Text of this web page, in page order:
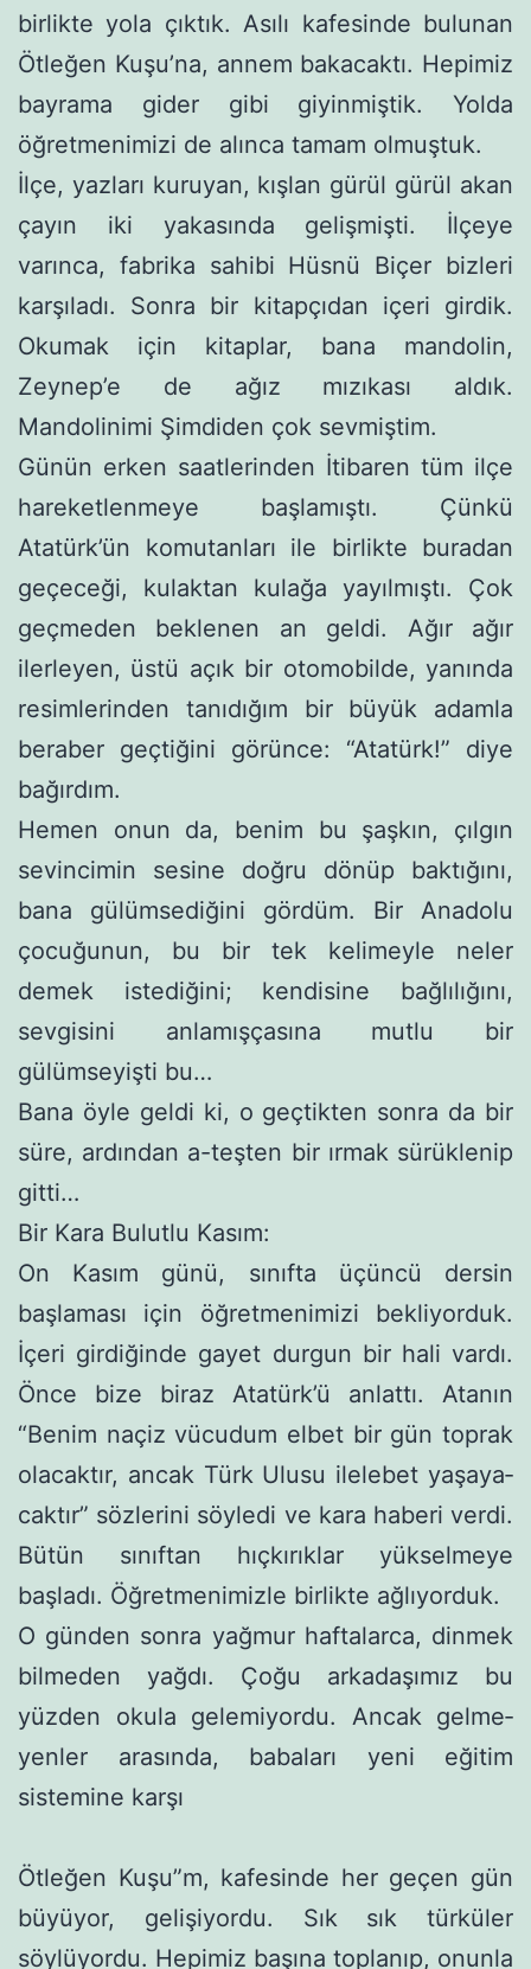
birlikte yola çıktık. Asılı kafesinde bulunan
Ötleğen Kuşu’na, annem bakacaktı. Hepimiz
bayrama gider gibi giyinmiştik. Yolda
öğretmenimizi de alınca tamam olmuştuk.
İlçe, yazları kuruyan, kışlan gürül gürül akan
çayın iki yaka­sında gelişmişti. İlçeye
varınca, fabrika sahibi Hüsnü Biçer bizleri
karşıladı. Sonra bir kitapçıdan içeri girdik.
Okumak için kitaplar, bana mandolin,
Zeynep’e de ağız mızıkası aldık.
Mandolinimi Şimdiden çok sevmiştim.
Günün erken saatlerinden İtibaren tüm ilçe
hareketlenmeye başlamıştı. Çünkü
Atatürk’ün komutanları ile birlikte buradan
geçeceği, kulaktan kulağa yayılmıştı. Çok
geçmeden beklenen an geldi. Ağır ağır
ilerleyen, üstü açık bir otomobilde, yanında
resim­lerinden tanıdığım bir büyük adamla
beraber geçtiğini görünce: “Atatürk!” diye
bağırdım.
Hemen onun da, benim bu şaşkın, çılgın
sevincimin sesine doğru dönüp baktığını,
bana gülümsediğini gördüm. Bir Anadolu
çocuğunun, bu bir tek kelimeyle neler
demek istediğini; kendisine bağlılığını,
sevgisini anlamışçasına mutlu bir
gülümseyişti bu…
Bana öyle geldi ki, o geçtikten sonra da bir
süre, ardından a-teşten bir ırmak sürüklenip
gitti…
Bir Kara Bulutlu Kasım:
On Kasım günü, sınıfta üçüncü dersin
başlaması için öğret­menimizi bekliyorduk.
İçeri girdiğinde gayet durgun bir hali vardı.
Önce bize biraz Atatürk’ü anlattı. Atanın
“Benim naçiz vü­cudum elbet bir gün toprak
olacaktır, ancak Türk Ulusu ilelebet yaşaya­
caktır” sözlerini söyledi ve kara haberi verdi.
Bütün sınıftan hıçkı­rıklar yükselmeye
başladı. Öğretmenimizle birlikte ağlıyorduk.
O günden sonra yağmur haftalarca, dinmek
bilmeden yağdı. Çoğu arkadaşımız bu
yüzden okula gelemiyordu. Ancak gelme­
yenler arasında, babaları yeni eğitim
sistemine karşı
Ötleğen Kuşu”m, kafesinde her geçen gün
büyüyor, gelişi­yordu. Sık sık türküler
söylüyordu. Hepimiz başına toplanıp, onunla